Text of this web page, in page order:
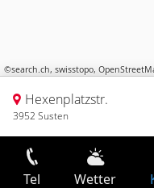
©search.ch, swisstopo,
Hexenplatzstr.
3952 Susten
Tel Wetter